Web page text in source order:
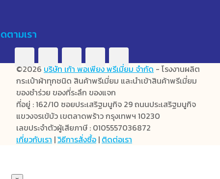
ตามเรา
©2026 บริษัท เก้า พอเพียง พรีเมี่ยม จำกัด - โรงงานผลิต
กระเป๋าผ้าทุกชนิด สินค้าพรีเมี่ยม และนำเข้าสินค้าพรีเมี่ยม
ของชำร่วย ของที่ระลึก ของแจก
ที่อยู่ : 162/10 ซอยประเสริฐมนูกิจ 29 ถนนประเสริฐมนูกิจ
แขวงจรเข้บัว เขตลาดพร้าว กรุงเทพฯ 10230
เลขประจำตัวผู้เสียภาษี : 0105557036872
เกี่ยวกับเรา |วิธีการสั่งซื้อ | ติดต่อเรา